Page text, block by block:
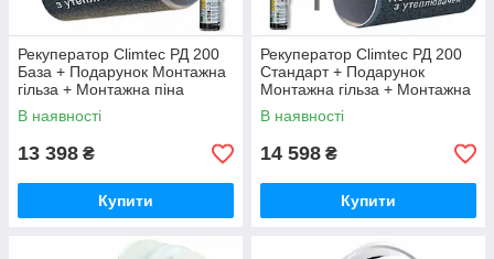
Рекуператор Climtec РД 200
База + Подарунок Монтажна
гільза + Монтажна піна
В наявності
13 398 ₴
Купити
Рекуператор Climtec РД 200
Стандарт + Подарунок
Монтажна гільза + Монтажна
піна
В наявності
14 598 ₴
Купити